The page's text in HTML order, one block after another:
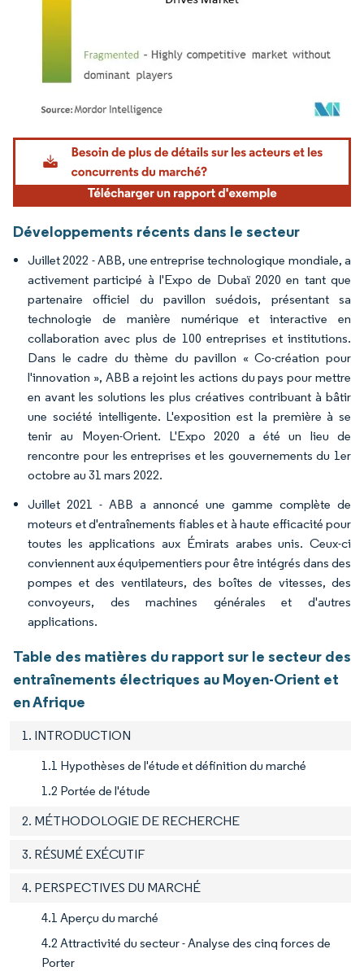
Image © Mordor Intelligence. La réutilisation nécessite une attribution sous CC BY
Développements récents dans le secteur
Juillet 2022 - ABB, une entreprise technologique mondiale, a
activement participé à l'Expo de Dubaï 2020 en tant que
partenaire officiel du pavillon suédois, présentant sa
technologie de manière numérique et interactive en
collaboration avec plus de 100 entreprises et institutions.
Dans le cadre du thème du pavillon « Co-création pour
l'innovation », ABB a rejoint les actions du pays pour mettre
en avant les solutions les plus créatives contribuant à bâtir
une société intelligente. L'exposition est la première à se
tenir au Moyen-Orient. L'Expo 2020 a été un lieu de
rencontre pour les entreprises et les gouvernements du 1er
octobre au 31 mars 2022.
Juillet 2021 - ABB a annoncé une gamme complète de
moteurs et d'entraînements fiables et à haute efficacité pour
toutes les applications aux Émirats arabes unis. Ceux-ci
conviennent aux équipementiers pour être intégrés dans des
pompes et des ventilateurs, des boîtes de vitesses, des
convoyeurs, des machines générales et d'autres
applications.
Table des matières du rapport sur le secteur des
entraînements électriques au Moyen-Orient et
en Afrique
1. INTRODUCTION
1.1 Hypothèses de l'étude et définition du marché
1.2 Portée de l'étude
2. MÉTHODOLOGIE DE RECHERCHE
3. RÉSUMÉ EXÉCUTIF
4. PERSPECTIVES DU MARCHÉ
4.1 Aperçu du marché
4.2 Attractivité du secteur - Analyse des cinq forces de
Porter